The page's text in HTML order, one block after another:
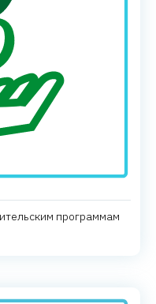
программам